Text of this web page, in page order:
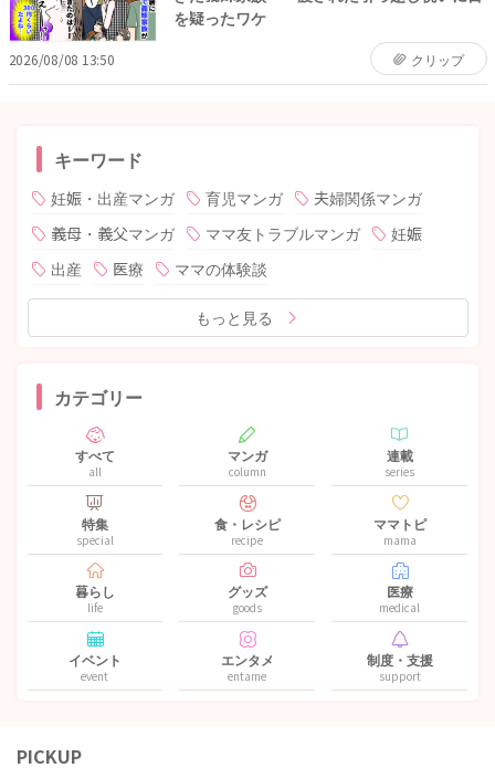
を疑ったワケ
2026/08/08 13:50 クリップ
キーワード
妊娠・出産マンガ 育児マンガ
夫婦関係マンガ
義母・義父マンガ
ママ友トラブルマンガ
妊娠
出産
医療 ママの体験談
もっと見る
カテゴリー
すべて
all
マンガ
column
連載
series
特集
special
食・レシピ
recipe
ママトピ
mama
暮らし
life
グッズ
goods
医療
medical
イベント
event
エンタメ
entame
制度・支援
support
PICKUP